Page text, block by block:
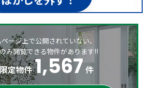
ージ上で公開されていない、
み閲覧できる物件があります!!
定物件 1,567 件